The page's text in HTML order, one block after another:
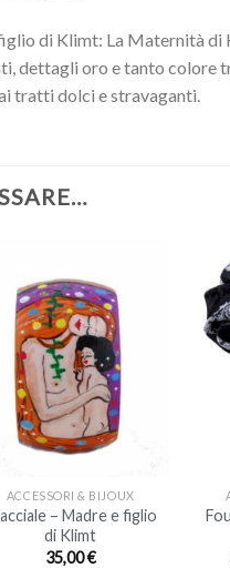
di Klimt: La Maternità di
dettagli oro e tanto colore
tratti dolci e stravaganti.
ACCESSORI & BIJOUX
– Madre e figlio
di Klimt
35,00€